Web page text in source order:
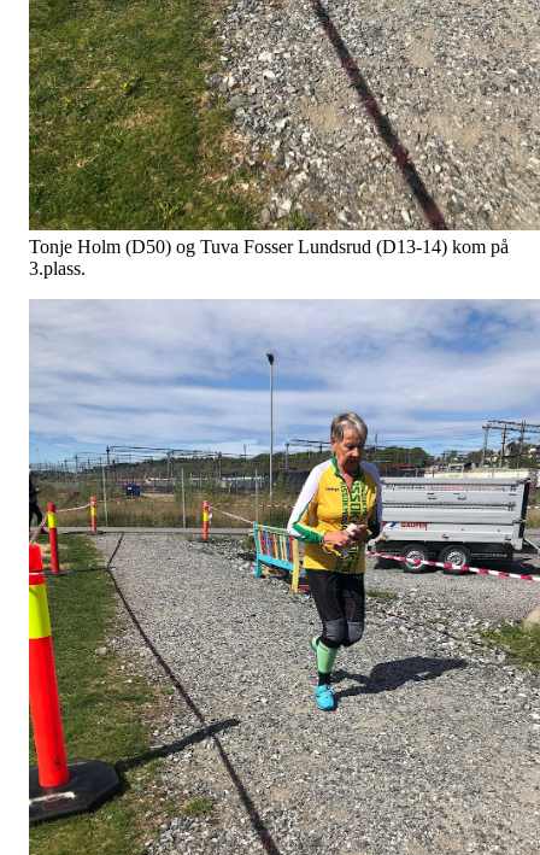
Tonje Holm (D50) og Tuva Fosser Lundsrud (D13-14) kom på
3.plass.